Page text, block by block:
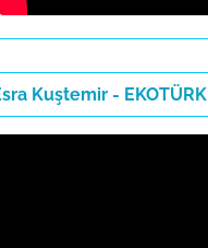
Kuştemir - EKOTÜRK